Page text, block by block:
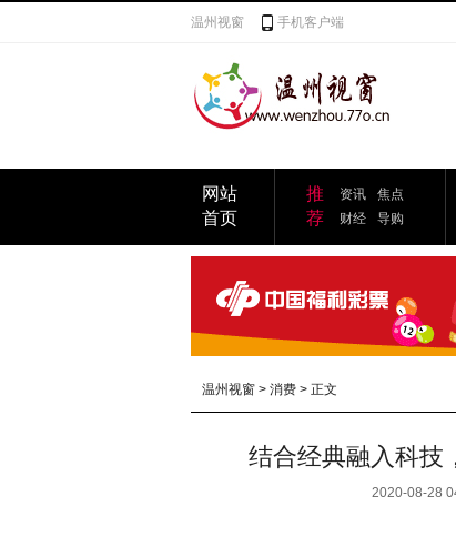
温州视窗 手机客户端
网站
首页
推
荐
资讯
焦点
财经
导购
温州视窗 > 消费 > 正文
结合经典融入科技
2020-08-28